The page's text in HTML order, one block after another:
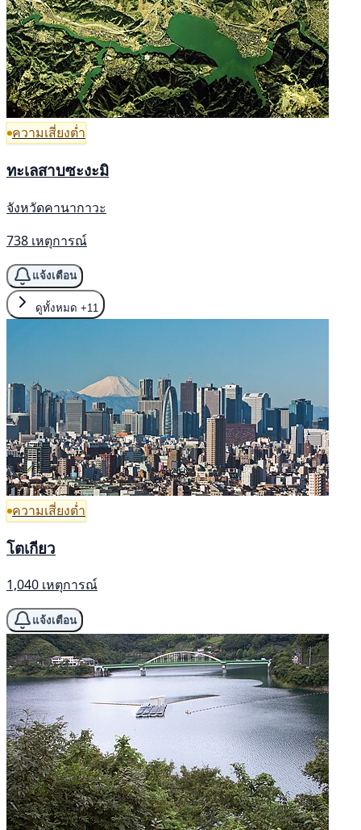
ความเสี่ยงต่ำ
ทะเลสาบซะงะมิ
จังหวัดคานากาวะ
738 เหตุการณ์
แจ้งเตือน
ดูทั้งหมด +11
ความเสี่ยงต่ำ
โตเกียว
1,040 เหตุการณ์
แจ้งเตือน